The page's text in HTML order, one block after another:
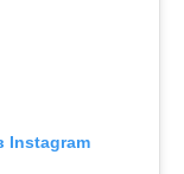
Instagram